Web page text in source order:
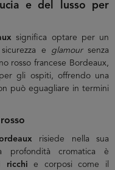
e del lusso per
significa optare per un
e glamoursenza
rosso francese Bordeaux,
gli ospiti, offrendo una
può eguagliare in termini
risiede nella sua
profondità cromatica è
ricchi e corposi come il